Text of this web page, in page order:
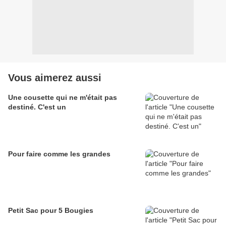
Vous aimerez aussi
Une cousette qui ne m'était pas
destiné. C'est un
Pour faire comme les grandes
Petit Sac pour 5 Bougies